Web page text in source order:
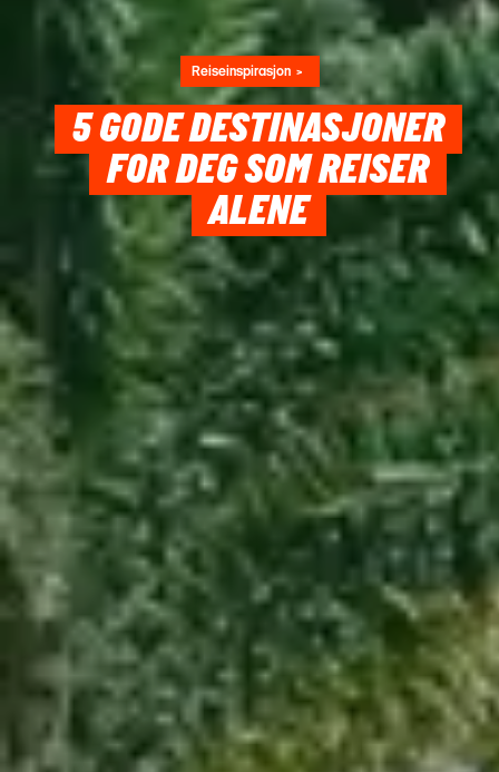
Reiseinspirasjon
5 GODE DESTINASJONER
FOR DEG SOM REISER
ALENE